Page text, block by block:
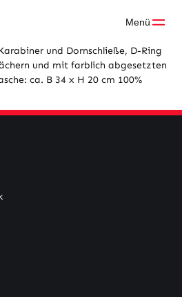
Menü
und Dornschließe, D-Ring
und mit farblich abgesetzten
ca. B 34 x H 20 cm 100%